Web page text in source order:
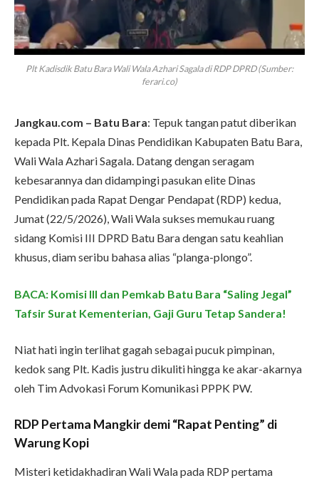
Plt Kadisdik Batu Bara Wali Wala Azhari Sagala di RDP DPRD (Sumber:
ferari.co)
Jangkau.com – Batu Bara: Tepuk tangan patut diberikan
kepada Plt. Kepala Dinas Pendidikan Kabupaten Batu Bara,
Wali Wala Azhari Sagala. Datang dengan seragam
kebesarannya dan didampingi pasukan elite Dinas
Pendidikan pada Rapat Dengar Pendapat (RDP) kedua,
Jumat (22/5/2026), Wali Wala sukses memukau ruang
sidang Komisi III DPRD Batu Bara dengan satu keahlian
khusus, diam seribu bahasa alias “planga-plongo”.
BACA: Komisi III dan Pemkab Batu Bara “Saling Jegal”
Tafsir Surat Kementerian, Gaji Guru Tetap Sandera!
Niat hati ingin terlihat gagah sebagai pucuk pimpinan,
kedok sang Plt. Kadis justru dikuliti hingga ke akar-akarnya
oleh Tim Advokasi Forum Komunikasi PPPK PW.
RDP Pertama Mangkir demi “Rapat Penting” di
Warung Kopi
Misteri ketidakhadiran Wali Wala pada RDP pertama